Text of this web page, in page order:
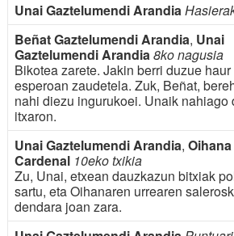
Unai Gaztelumendi Arandia
Beñat Gaztelumendi Arandia, Unai
Gaztelumendi Arandia8ko nagusia
Bikotea zarete. Jakin berri duzue haur
esperoan zaudetela. Zuk, Beñat,
nahi diezu ingurukoei. Unaik nahiago
itxaron.
Unai Gaztelumendi Arandia,
Cardenal 10eko txikia
Zu, Unai, etxean dauzkazun bitxiak
sartu, eta Oihanaren urrearen
dendara joan zara.